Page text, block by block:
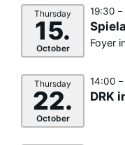
Thursday
15.
October
19:30 –
Foyer
Thursday
22.
October
14:00
DRK